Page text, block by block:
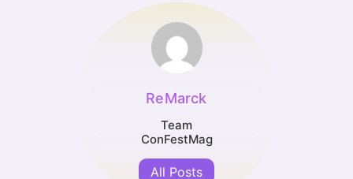
ReMarck
Team
ConFestMag
All Posts